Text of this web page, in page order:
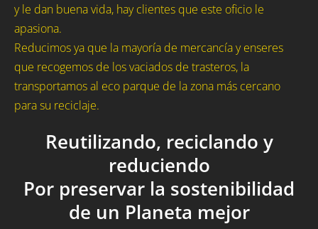
y le dan buena vida, hay clientes que este oficio le
apasiona.
Reducimos ya que la mayoría de mercancía y enseres
que recogemos de los vaciados de trasteros, la
transportamos al eco parque de la zona más cercano
para su reciclaje.
Reutilizando, reciclando y
reduciendo
Por preservar la sostenibilidad
de un Planeta mejor